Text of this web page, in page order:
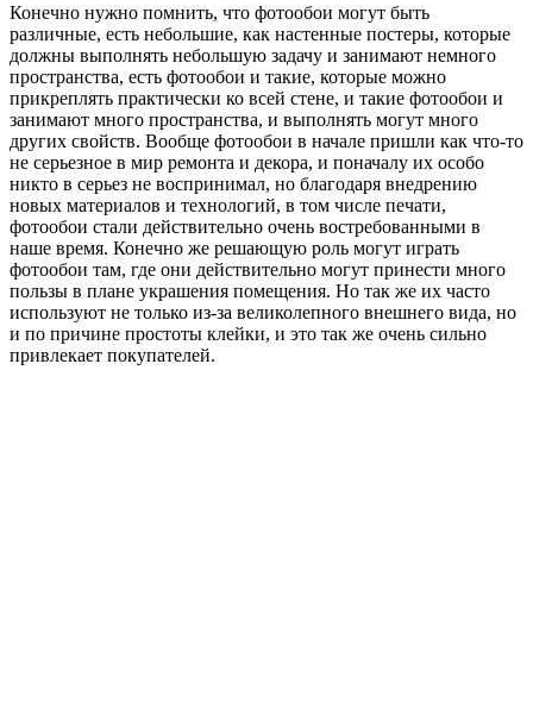
Конечно нужно помнить, что фотообои могут быть
различные, есть небольшие, как настенные постеры, которые
должны выполнять небольшую задачу и занимают немного
пространства, есть фотообои и такие, которые можно
прикреплять практически ко всей стене, и такие фотообои и
занимают много пространства, и выполнять могут много
других свойств. Вообще фотообои в начале пришли как что-то
не серьезное в мир ремонта и декора, и поначалу их особо
никто в серьез не воспринимал, но благодаря внедрению
новых материалов и технологий, в том числе печати,
фотообои стали действительно очень востребованными в
наше время. Конечно же решающую роль могут играть
фотообои там, где они действительно могут принести много
пользы в плане украшения помещения. Но так же их часто
используют не только из-за великолепного внешнего вида, но
и по причине простоты клейки, и это так же очень сильно
привлекает покупателей.